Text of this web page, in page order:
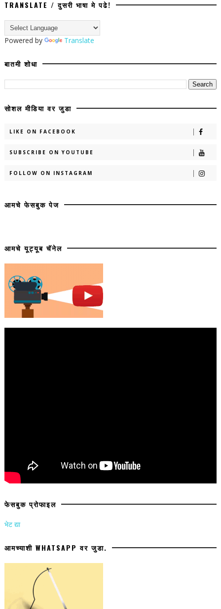
TRANSLATE / दुसरी भाषा मे पढे!
Powered by Translate
बातमी शोधा
सोशल मीडिया वर जुडा
LIKE ON FACEBOOK
SUBSCRIBE ON YOUTUBE
FOLLOW ON INSTAGRAM
आमचे फेसबुक पेज
आमचे यूट्यूब चॅनेल
फेसबुक प्रोफाइल
भेट द्या
आमच्याशी WHATSAPP वर जुडा.